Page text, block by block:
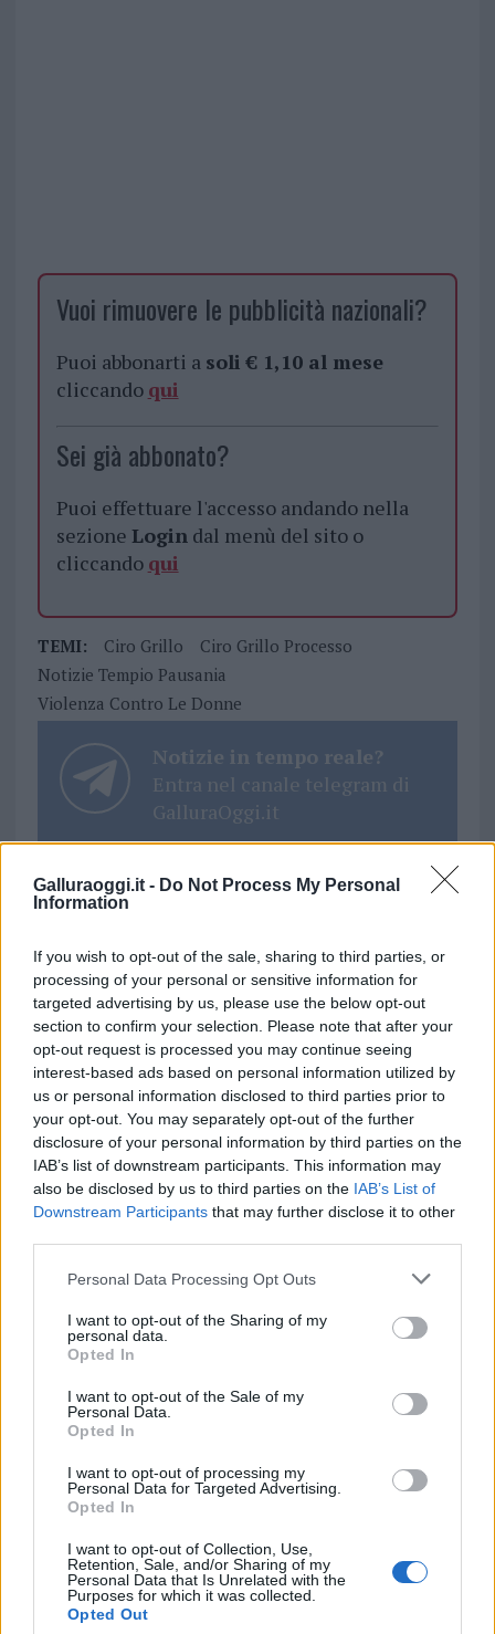
Galluraoggi.it - Do Not Process My Personal
Information
If you wish to opt-out of the sale, sharing to third parties, or
processing of your personal or sensitive information for
targeted advertising by us, please use the below opt-out
section to confirm your selection. Please note that after your
opt-out request is processed you may continue seeing
interest-based ads based on personal information utilized by
us or personal information disclosed to third parties prior to
your opt-out. You may separately opt-out of the further
disclosure of your personal information by third parties on the
IAB’s list of downstream participants. This information may
also be disclosed by us to third parties on the IAB’s List of
Downstream Participants that may further disclose it to other
Please note that this website/app uses one or more Google
not limited to your visit or usage behaviour. You may click to
grant or deny consent to Google and its third-party tags to
use your data for below specified purposes in below Google
consent section.
Personal Data Processing Opt Outs
I want to opt-out of the Sharing of my
personal data.
Opted In
I want to opt-out of the Sale of my
Personal Data.
Opted In
I want to opt-out of processing my
Personal Data for Targeted Advertising.
Opted In
I want to opt-out of Collection, Use,
Retention, Sale, and/or Sharing of my
Personal Data that Is Unrelated with the
Purposes for which it was collected.
Opted Out
Vuoi rimuovere le pubblicità nazionali?
Puoi abbonarti a soli € 1,10 al mese
cliccando qui
Sei già abbonato?
Puoi effettuare l'accesso andando nella
sezione Logindal menù del sito o
cliccando qui
TEMI: Ciro Grillo
Ciro Grillo Processo
Notizie Tempio Pausania
Violenza Contro Le Donne
Notizie in tempo reale?
Entra nel canale telegram di
GalluraOggi.it
i tuoi video e le tue foto
Su WhatsApp al numero +39
345 356 7512
Ricevi le nostre ultime news
daGoogle News
Condividi l'articolo
F
a
ce
b
o
o
k
T
w
it
te
r
Pi
te
re
st
W
at
A
p
p
S
a
Articolo precedente
NOTIZIE RECENTI
Robbie Williams incanta il gala del Big Art
Festival al Romazzino